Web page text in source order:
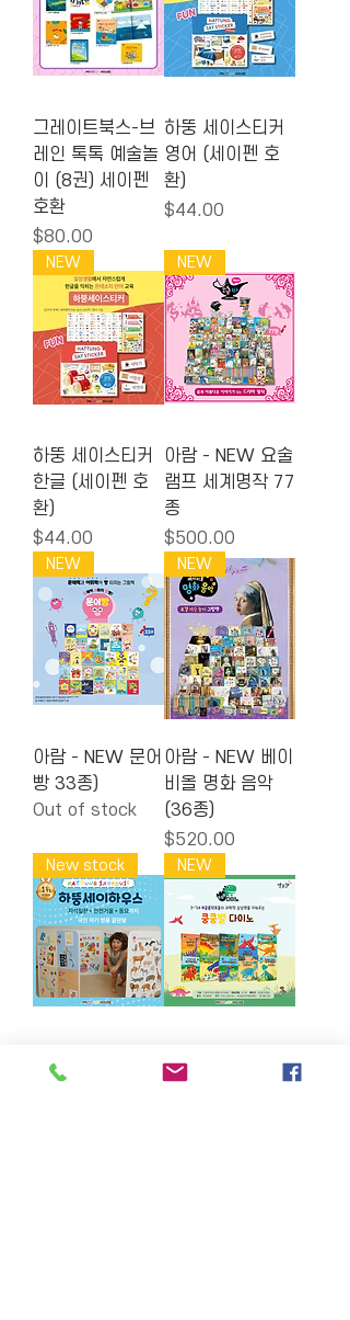
그레이트북스-브
레인 톡톡 예술놀
이 (8권) 세이펜
호환
Price
$80.00
하뚱 세이스티커
영어 (세이펜 호
환)
Price
$44.00
NEW
하뚱 세이스티커
한글 (세이펜 호
환)
Price
$44.00
NEW
아람 - NEW 요술
램프 세계명작 77
종
Price
$500.00
NEW
아람 - NEW 문어
빵 33종)
Out of stock
NEW
아람 - NEW 베이
비올 명화 음악
(36종)
Price
$520.00
New stock
NEW 하뚱 세이
하우스 8단 (실사
NEW
별똥별- 쿵쿵별
다이노 그림책 세